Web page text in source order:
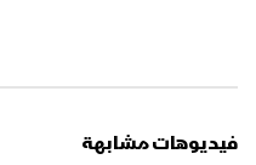
فيديوهات مشابهة